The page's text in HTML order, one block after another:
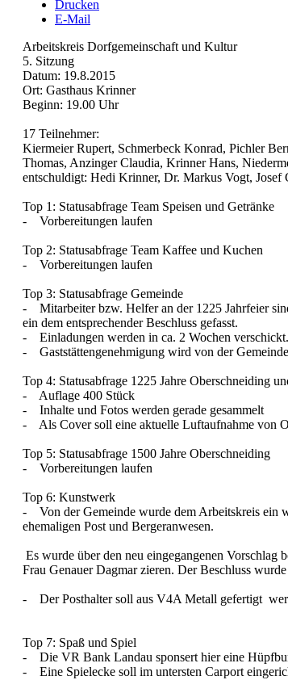
Drucken
E-Mail
Arbeitskreis Dorfgemeinschaft und Kultur
5. Sitzung
Datum: 19.8.2015
Ort: Gasthaus Krinner
Beginn: 19.00 Uhr
17 Teilnehmer:
Kiermeier Rupert, Schmerbeck Konrad, Pichler
Thomas, Anzinger Claudia, Krinner Hans,
entschuldigt: Hedi Krinner, Dr. Markus Vogt, Josef
Top 1: Statusabfrage Team Speisen und Getränke
- Vorbereitungen laufen
Top 2: Statusabfrage Team Kaffee und Kuchen
- Vorbereitungen laufen
Top 3: Statusabfrage Gemeinde
- Mitarbeiter bzw. Helfer an der 1225 Jahrfeier
ein dem entsprechender Beschluss gefasst.
- Einladungen werden in ca. 2 Wochen verschickt.
- Gaststättengenehmigung wird von der
Top 4: Statusabfrage 1225 Jahre Oberschneiding
- Auflage 400 Stück
- Inhalte und Fotos werden gerade gesammelt
- Als Cover soll eine aktuelle Luftaufnahme von
Top 5: Statusabfrage 1500 Jahre Oberschneiding
- Vorbereitungen laufen
Top 6: Kunstwerk
- Von der Gemeinde wurde dem Arbeitskreis ein
ehemaligen Post und Bergeranwesen.
Es wurde über den neu eingegangenen Vorschlag
Frau Genauer Dagmar zieren. Der Beschluss
- Der Posthalter soll aus V4A Metall gefertigt
Top 7: Spaß und Spiel
- Die VR Bank Landau sponsert hier eine
- Eine Spielecke soll im untersten Carport